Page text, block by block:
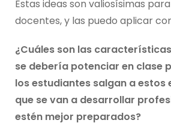
Estas ideas son valiosísimas
docentes, y las puedo aplicar
¿Cuáles son las
se debería potenciar en clase
los estudiantes salgan a estos
que se van a desarrollar
estén mejor preparados?